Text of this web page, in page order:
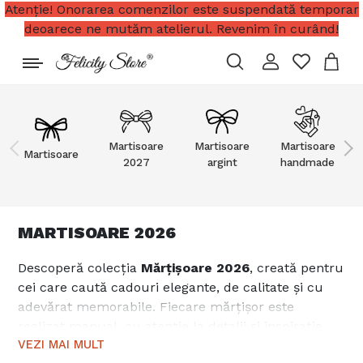
Atenție! Onorarea comenzilor este suspendată temporar
deoarece ne mutăm atelierul. Revenim în curând!
Martisoare
Martisoare
2027
Martisoare
argint
Martisoare
handmade
MARTISOARE 2026
Descoperă colecția Mărțișoare 2026, creată pentru
cei care caută cadouri elegante, de calitate și cu
adevărat memorabile. Fiecare mărțișor este
din simbolurile primăverii. Alege dintr-o gamă
VEZI MAI MULT